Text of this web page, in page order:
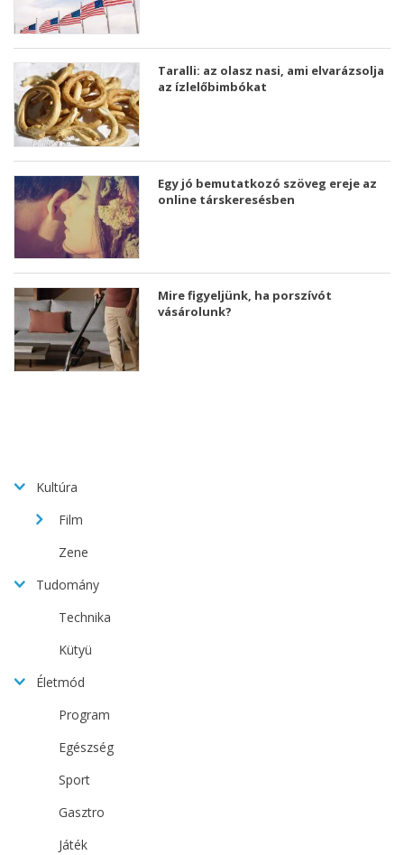
Taralli: az olasz nasi, ami elvarázsolja
az ízlelőbimbókat
Egy jó bemutatkozó szöveg ereje az
online társkeresésben
Mire figyeljünk, ha porszívót
vásárolunk?
Kultúra
Film
Zene
Tudomány
Technika
Kütyü
Életmód
Program
Egészség
Sport
Gasztro
Játék